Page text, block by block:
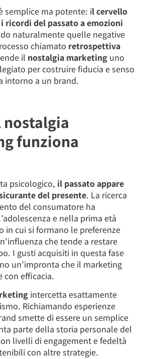
semplice ma potente: il cervello
ricordi del passato a emozioni
naturalmente quelle negative
chiamato retrospettiva
il nostalgia marketing uno
per costruire fiducia e senso
intorno a un brand.
nostalgia
funziona
psicologico, il passato appare
del presente. La ricerca
del consumatore ha
e nella prima età
in cui si formano le preferenze
che tende a restare
I gusti acquisiti in questa fase
un’impronta che il marketing
con efficacia.
intercetta esattamente
Richiamando esperienze
smette di essere un semplice
parte della storia personale del
livelli di engagement e fedeltà
con altre strategie.